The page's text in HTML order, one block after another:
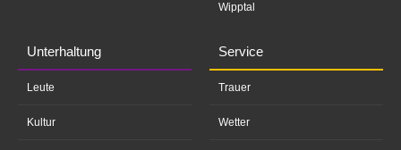
Wipptal
Unterhaltung
Leute
Kultur
Service
Trauer
Wetter